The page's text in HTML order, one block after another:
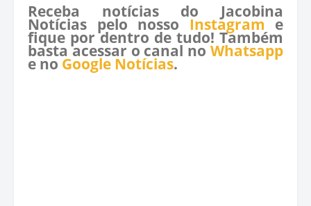
Receba notícias do Jacobina
Notícias pelo nosso Instagram e
fique por dentro de tudo! Também
basta acessar o canal no Whatsapp
e no Google Notícias.